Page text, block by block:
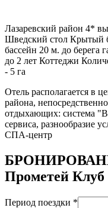
Лазаревский район 4*
Шведский стол Крытый
бассейн 20 м. до берега
до 2 лет Коттеджи
- 5 га
Отель располагается в
района,
отдыхающих: система
сервиса, разнообразие
СПА-центр
Прометей Клуб
Период поездки *